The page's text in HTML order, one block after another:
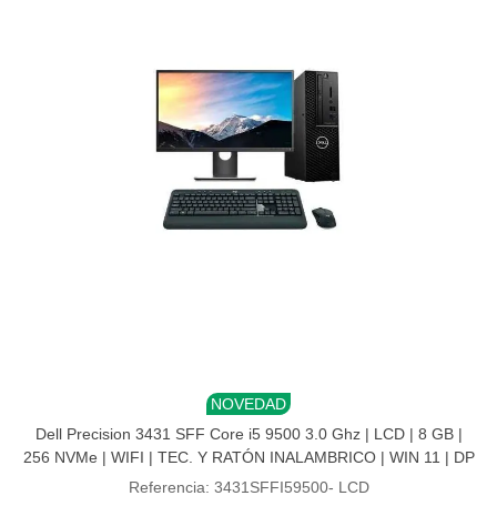
NOVEDAD
Dell Precision 3431 SFF Core i5 9500 3.0 Ghz | LCD | 8 GB |
256 NVMe | WIFI | TEC. Y RATÓN INALAMBRICO | WIN 11 | DP
Referencia: 3431SFFI59500- LCD